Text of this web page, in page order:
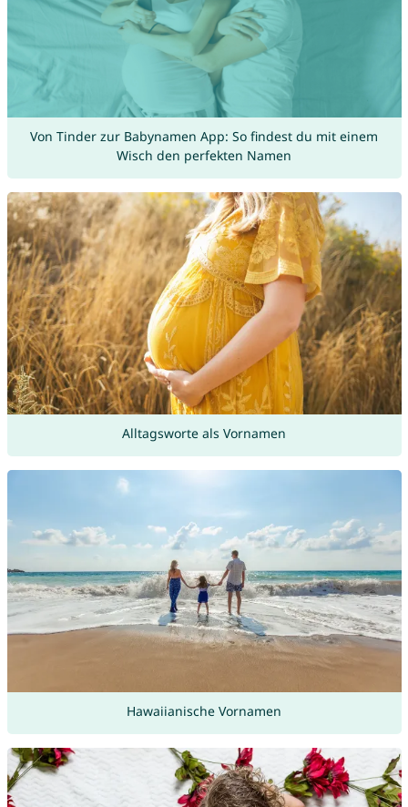
Von Tinder zur Babynamen App: So findest du mit einem
Wisch den perfekten Namen
Alltagsworte als Vornamen
Hawaiianische Vornamen